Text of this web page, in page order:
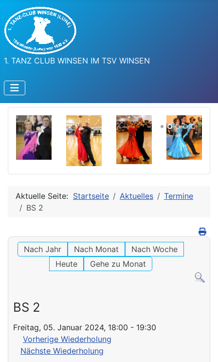
1. TANZ CLUB WINSEN IM TSV WINSEN
Aktuelle Seite: Startseite Aktuelles
Termine
BS 2
Nach Jahr Nach Monat
Nach Woche
Heute
Gehe zu Monat
BS 2
Freitag, 05. Januar 2024, 18:00 - 19:30
Vorherige Wiederholung
Nächste Wiederholung